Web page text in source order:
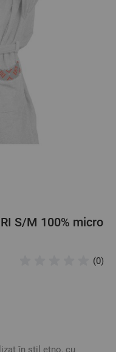
S/M 100% micro
(0)
în stil etno, cu